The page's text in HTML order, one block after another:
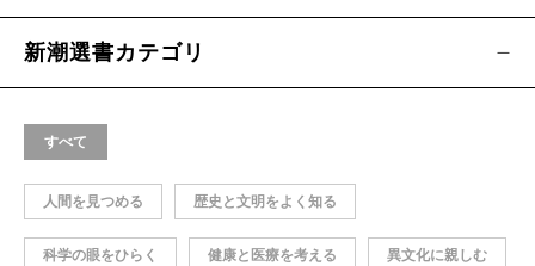
新潮選書カテゴリ
すべて
人間を見つめる 歴史と文明をよく知る
科学の眼をひらく 健康と医療を考える 異文化に親しむ